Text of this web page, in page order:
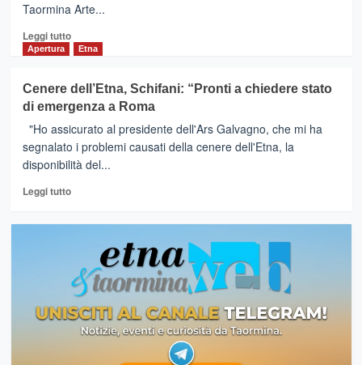
Taormina Arte...
Leggi tuttoLeggi
Dee
Dee
Bridgewater
per
il
via
il
del
Festival
Taormina
Arte
2024
Apertura Etna
Cenere dell’Etna, Schifani: “Pronti a chiedere stato
di emergenza a Roma
"Ho assicurato al presidente dell'Ars Galvagno, che mi ha
segnalato i problemi causati della cenere dell'Etna, la
disponibilità del...
Leggi tuttoLeggi
Cenere
dell’Etna,
Schifani:
“Pronti
a
chiedere